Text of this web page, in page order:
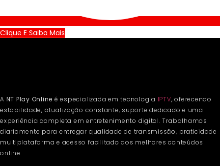
Clique E Saiba Mais
A NT Play Online é especializada em tecnologia IPTV, oferecendo
estabilidade, atualização constante, suporte dedicado e uma
experiência completa em entretenimento digital. Trabalhamos
diariamente para entregar qualidade de transmissão, praticidade
multiplataforma e acesso facilitado aos melhores conteúdos
online